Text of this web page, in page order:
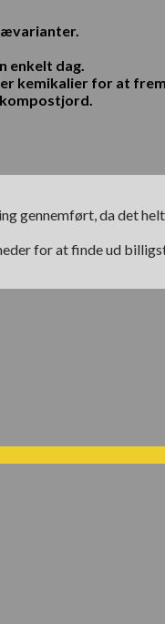
enkelt dag.
kemikalier for at
da det
for at finde ud